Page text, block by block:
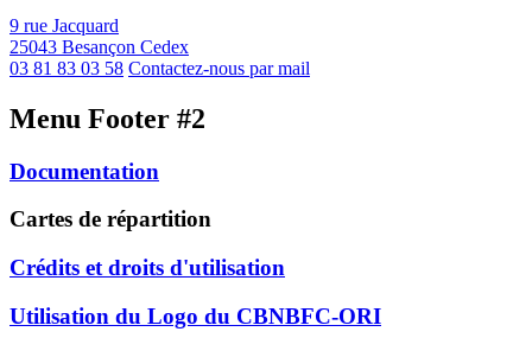
9 rue Jacquard
25043 Besançon Cedex
03 81 83 03 58 Contactez-nous par mail
Menu Footer #2
Documentation
Cartes de répartition
Crédits et droits d'utilisation
Utilisation du Logo du CBNBFC-ORI